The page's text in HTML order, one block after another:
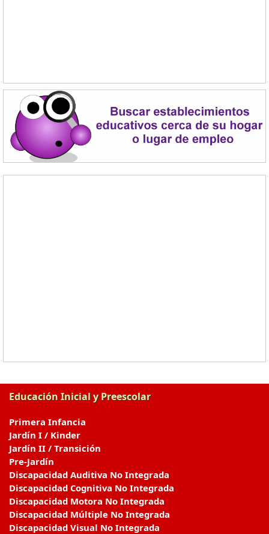
Educación Inicial y Preescolar
Primera Infancia
Jardín I / Kinder
Jardín II / Transición
Pre-Jardín
Discapacidad Auditiva No Integrada
Discapacidad Cognitiva No Integrada
Discapacidad Motora No Integrada
Discapacidad Múltiple No Integrada
Discapacidad Visual No Integrada